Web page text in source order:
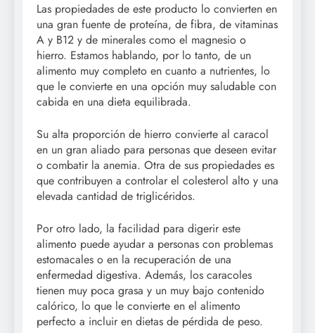
Las propiedades de este producto lo convierten en
una gran fuente de proteína, de fibra, de vitaminas
A y B12 y de minerales como el magnesio o
hierro. Estamos hablando, por lo tanto, de un
alimento muy completo en cuanto a nutrientes, lo
que le convierte en una opción muy saludable con
cabida en una dieta equilibrada.
Su alta proporción de hierro convierte al caracol
en un gran aliado para personas que deseen evitar
o combatir la anemia. Otra de sus propiedades es
que contribuyen a controlar el colesterol alto y una
elevada cantidad de triglicéridos.
Por otro lado, la facilidad para digerir este
alimento puede ayudar a personas con problemas
estomacales o en la recuperación de una
enfermedad digestiva. Además, los caracoles
tienen muy poca grasa y un muy bajo contenido
calórico, lo que le convierte en el alimento
perfecto a incluir en dietas de pérdida de peso.